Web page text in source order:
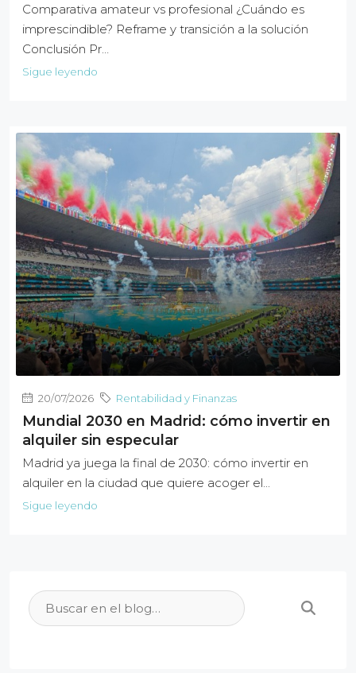
Comparativa amateur vs profesional ¿Cuándo es
imprescindible? Reframe y transición a la solución
Conclusión Pr…
Sigue leyendo
20/07/2026 Rentabilidad y Finanzas
Mundial 2030 en Madrid: cómo invertir en
alquiler sin especular
Madrid ya juega la final de 2030: cómo invertir en
alquiler en la ciudad que quiere acoger el...
Sigue leyendo